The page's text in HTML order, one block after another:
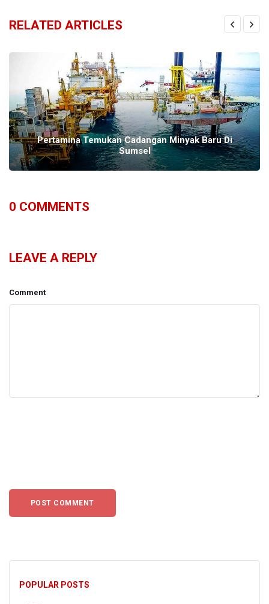
RELATED ARTICLES
Pertamina Temukan Cadangan Minyak Baru Di
Sumsel
0 COMMENTS
LEAVE A REPLY
Comment
POPULAR POSTS